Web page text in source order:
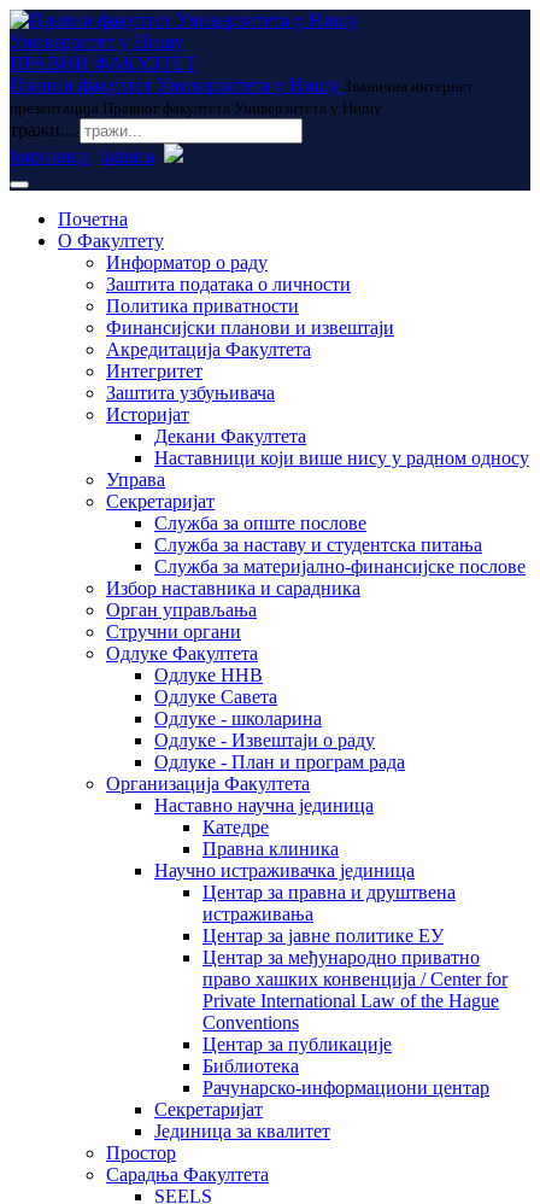
Универзитет у Нишу
ПРАВНИ ФАКУЛТЕТ
Правни факултет Универзитета у Нишу Званична интернет
презентација Правног факултета Универзитета у Нишу
тражи...
ћирилица latinica
Почетна
О Факултету
Информатор о раду
Заштита података о личности
Политика приватности
Финансијски планови и извештаји
Акредитација Факултета
Интегритет
Заштита узбуњивача
Историјат
Декани Факултета
Наставници који више нису у радном односу
Управа
Секретаријат
Служба за опште послове
Служба за наставу и студентска питања
Служба за материјално-финансијске послове
Избор наставника и сарадника
Oрган управљања
Стручни органи
Одлуке Факултета
Одлуке ННВ
Одлуке Савета
Одлуке - школарина
Одлуке - Извештаји о раду
Одлуке - План и програм рада
Организација Факултета
Наставно научна јединица
Катедре
Правна клиника
Научно истраживачка јединица
Центар за правна и друштвена
истраживања
Центар за јавне политике ЕУ
Центар за међународно приватно
право хашких конвенција / Center for
Private International Law of the Hague
Conventions
Центар за публикације
Библиотека
Рачунарско-информациони центар
Секретаријат
Јединица за квалитет
Простор
Сарадња Факултета
SEELS